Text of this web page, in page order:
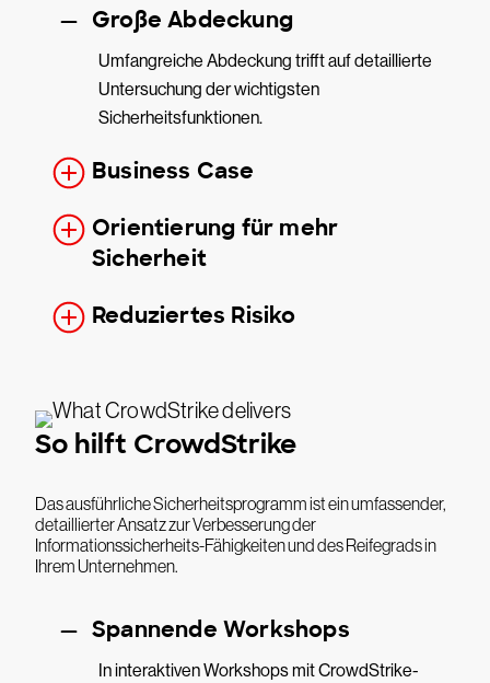
Große Abdeckung
Umfangreiche Abdeckung trifft auf detaillierte
Untersuchung der wichtigsten
Sicherheitsfunktionen.
Business Case
Orientierung für mehr
Sicherheit
Reduziertes Risiko
So hilft CrowdStrike
Das ausführliche Sicherheitsprogramm ist ein umfassender,
detaillierter Ansatz zur Verbesserung der
Informationssicherheits-Fähigkeiten und des Reifegrads in
Ihrem Unternehmen.
Spannende Workshops
In interaktiven Workshops mit CrowdStrike-